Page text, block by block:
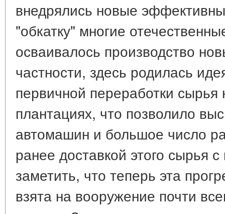
внедрялись новые
"обкатку" многие
осваивалось производство
частности, здесь родилась
первичной переработки сырья
плантациях, что позволило
автомашин и большое число
ранее доставкой этого сырья
заметить, что теперь эта
взята на вооружение почти